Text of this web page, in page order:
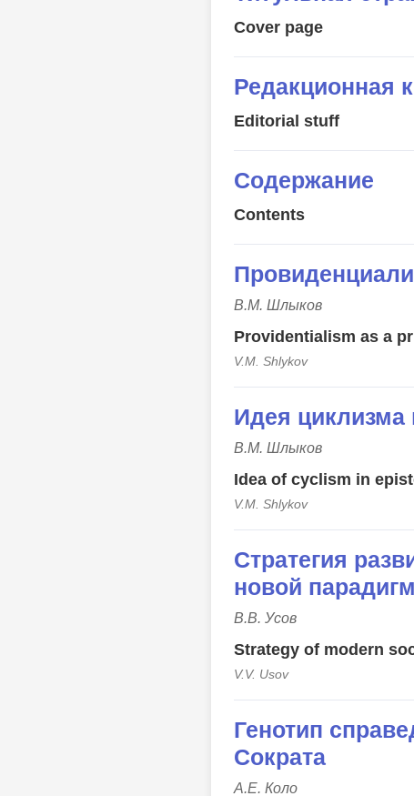
Cover page
Редакционная
Editorial stuff
Содержание
Сontents
В.М. Шлыков
Providentialism as a
V.M. Shlykov
Идея циклизма
В.М. Шлыков
Idea of cyclism in
V.M. Shlykov
Стратегия
новой
В.В. Усов
Strategy of modern
V.V. Usov
Генотип
Сократа
А.Е. Коло